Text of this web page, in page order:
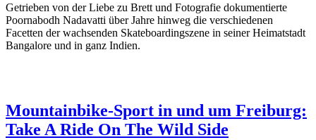
Getrieben von der Liebe zu Brett und Fotografie dokumentierte
Poornabodh Nadavatti über Jahre hinweg die verschiedenen
Facetten der wachsenden Skateboardingszene in seiner Heimatstadt
Bangalore und in ganz Indien.
Mountainbike-Sport in und um Freiburg:
Take A Ride On The Wild Side